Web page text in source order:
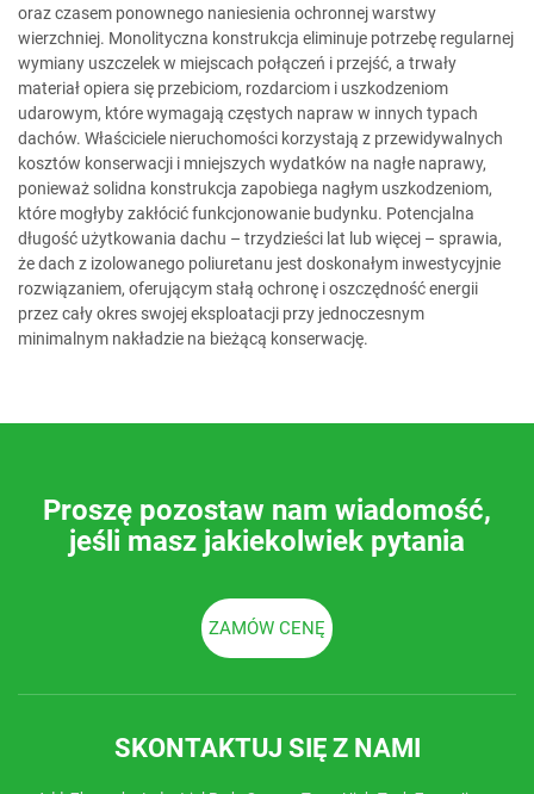
oraz czasem ponownego naniesienia ochronnej warstwy
wierzchniej. Monolityczna konstrukcja eliminuje potrzebę regularnej
wymiany uszczelek w miejscach połączeń i przejść, a trwały
materiał opiera się przebiciom, rozdarciom i uszkodzeniom
udarowym, które wymagają częstych napraw w innych typach
dachów. Właściciele nieruchomości korzystają z przewidywalnych
kosztów konserwacji i mniejszych wydatków na nagłe naprawy,
ponieważ solidna konstrukcja zapobiega nagłym uszkodzeniom,
które mogłyby zakłócić funkcjonowanie budynku. Potencjalna
długość użytkowania dachu – trzydzieści lat lub więcej – sprawia,
że dach z izolowanego poliuretanu jest doskonałym inwestycyjnie
rozwiązaniem, oferującym stałą ochronę i oszczędność energii
przez cały okres swojej eksploatacji przy jednoczesnym
minimalnym nakładzie na bieżącą konserwację.
Proszę pozostaw nam wiadomość,
jeśli masz jakiekolwiek pytania
ZAMÓW CENĘ
SKONTAKTUJ SIĘ Z NAMI